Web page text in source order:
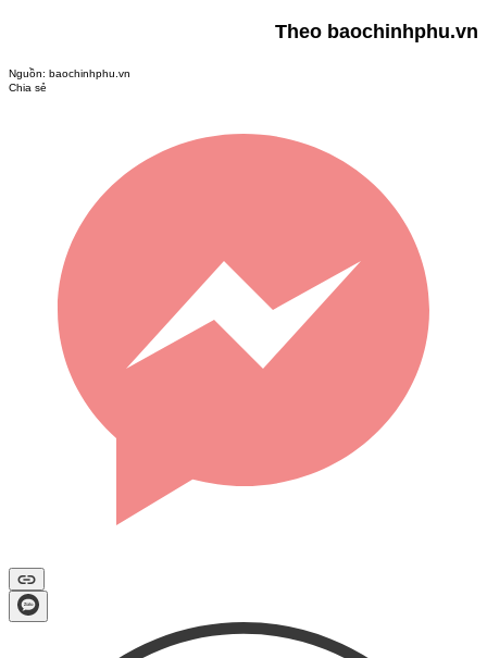
Theo baochinhphu.vn
Nguồn: baochinhphu.vn
Chia sẻ